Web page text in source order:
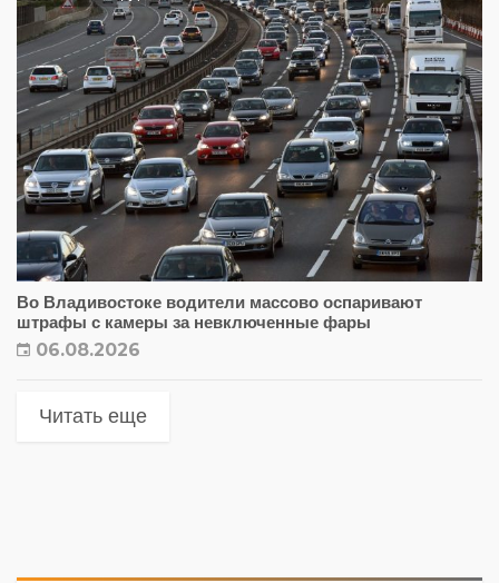
Во Владивостоке водители массово оспаривают
штрафы с камеры за невключенные фары
06.08.2026
Читать еще